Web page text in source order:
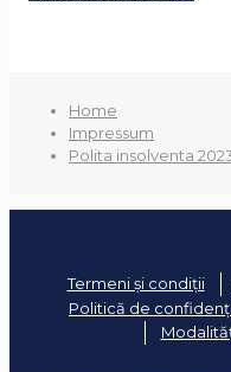
Home
Impressum
Polita insolventa
Termeni și condiții
Politică de